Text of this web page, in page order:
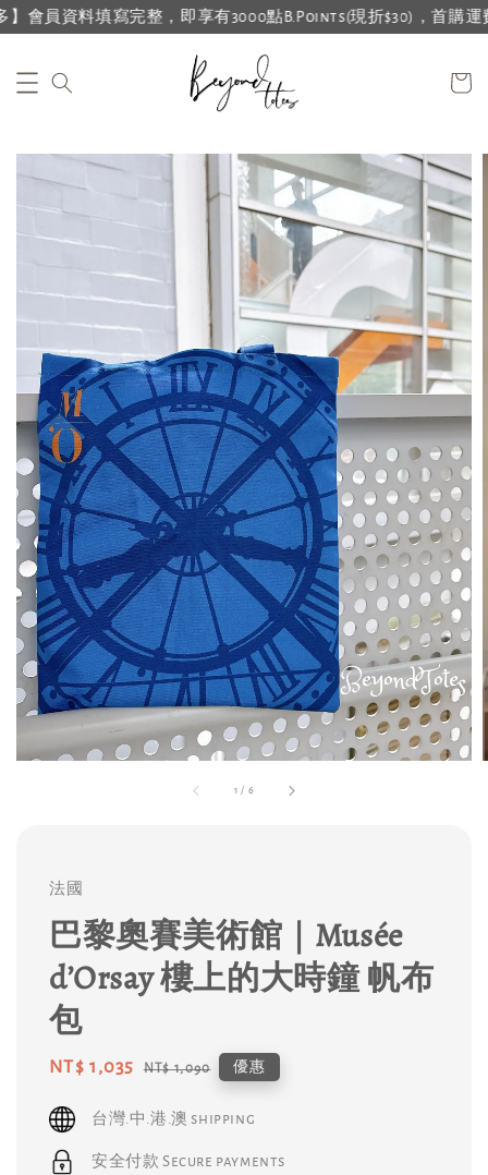
會員資料填寫完整，即享有3000點B.Points(現折$30)，首購運費
1 / 6
法國
巴黎奧賽美術館｜Musée
d’Orsay 樓上的大時鐘 帆布
包
Sale
NT$ 1,035 Regular
NT$ 1,090 優惠
台灣.中.港.澳 shipping
安全付款 Secure payments